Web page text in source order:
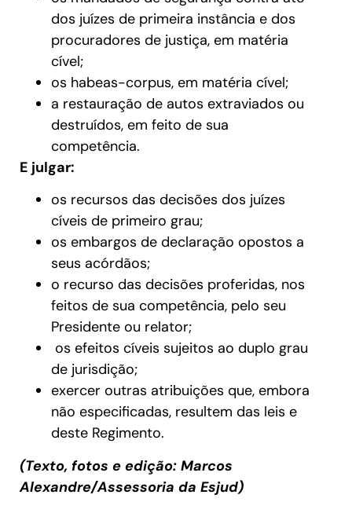
dos juízes de primeira instância e dos
procuradores de justiça, em matéria
cível;
os habeas-corpus, em matéria cível;
a restauração de autos extraviados ou
destruídos, em feito de sua
competência.
E julgar:
os recursos das decisões dos juízes
cíveis de primeiro grau;
os embargos de declaração opostos a
seus acórdãos;
o recurso das decisões proferidas, nos
feitos de sua competência, pelo seu
Presidente ou relator;
os efeitos cíveis sujeitos ao duplo grau
de jurisdição;
exercer outras atribuições que, embora
não especificadas, resultem das leis e
deste Regimento.
(Texto, fotos e edição: Marcos
Alexandre/Assessoria da Esjud)